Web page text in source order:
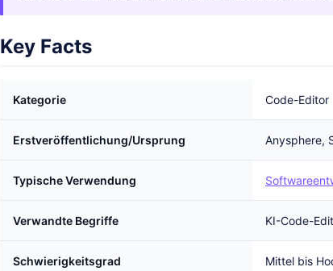
Key Facts
Kategorie Code-Editor
Erstveröffentlichung/Ursprung Anysphere,
Typische Verwendung
Verwandte Begriffe KI-Code-
Schwierigkeitsgrad Mittel bis